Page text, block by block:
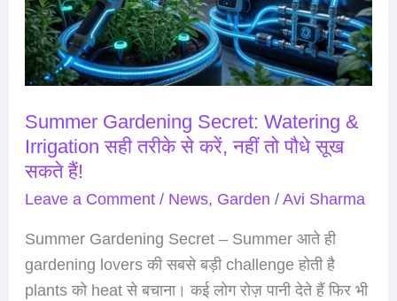
Summer Gardening Secret: Watering &
Irrigation सही तरीके से करें, नहीं तो पौधे सूख
सकते हैं!
Leave a Comment / News, Garden / Avi Sharma
Summer Gardening Secret – Summer आते ही
gardening lovers की सबसे बड़ी challenge होती है
plants को heat से बचाना। कई लोग रोज़ पानी देते हैं फिर भी
Irrigation
सही
तरीके
से
करें,
नहीं
तो
पौधे
सकते
हैं!